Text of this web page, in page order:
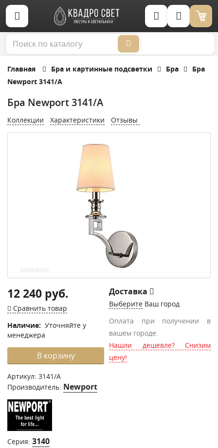
Корзина (0)
Главная Бра и картинные подсветки Бра
Бра
Newport 3141/A
Бра Newport 3141/A
Коллекции Характеристики Отзывы
12 240 руб.
Сравнить товар
Наличие: Уточняйте у
менеджера
В корзину
Артикул: 3141/A
Производитель: Newport
Серия: 3140
Доставка
Выберите Ваш город
Оплата при получении в
вашем городе.
Нашли дешевле? Снизим
цену!